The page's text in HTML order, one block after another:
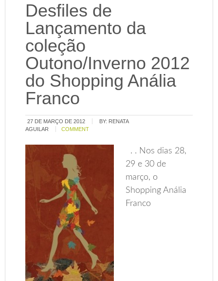
Desfiles de
Lançamento da
coleção
Outono/Inverno 2012
do Shopping Anália
Franco
27 DE MARÇO DE 2012 BY: RENATA
AGUILAR
COMMENT
. . Nos dias 28,
29 e 30 de
março, o
Shopping Anália
Franco